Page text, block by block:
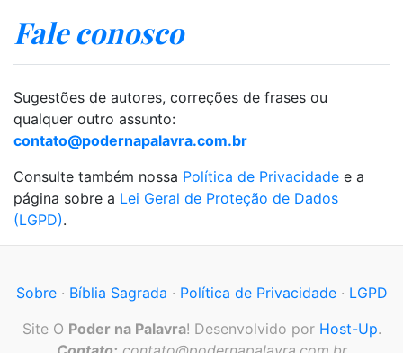
Fale conosco
Sugestões de autores, correções de frases ou
qualquer outro assunto:
contato@podernapalavra.com.br
Consulte também nossa Política de Privacidade e a
página sobre a Lei Geral de Proteção de Dados
(LGPD).
Sobre· Bíblia Sagrada · Política de Privacidade· LGPD
Site O Poder na Palavra! Desenvolvido por Host-Up.